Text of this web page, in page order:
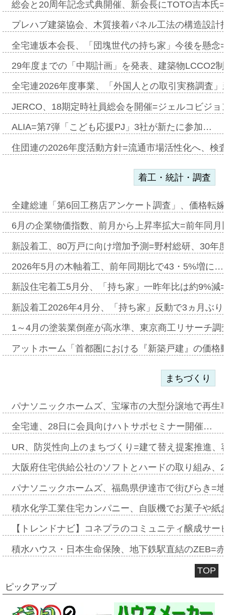
総会と20周年記念式典開催、新会長にTOTO吉本氏
プレハブ建築協会、木質接着パネル工法の構造設
全宅連坂本会長、「団塊世代の持ち家」今後を懸
29年度までの「中期計画」を発表、建築物LCCO2
全宅連2026年度事業、「外国人との取引実務調査
JERCO、18期定時社員総会を開催=ジェルコビジ
ALIA=第7弾「こども応援PJ」3社が新たに参加…
住団連の2026年度活動方針=流通市場活性化へ、検
着工・統計・調査
全建総連「第6回工務店アンケート調査」、価格転
6月の企業物価指数、前月から上昇率拡大=前年同
新設着工、80万戸に向け増加予測=野村総研、30年
2026年5月の木軸着工、前年同期比で43・5%増に…
新設住宅着工5月分、「持ち家」一昨年比は約9%
新設着工2026年4月分、「持ち家」反動で3ヵ月ぶ
1～4月の塗装業倒産が高水準、東京商工リサーチ
アットホーム「首都圏における『新築戸建』の価
まちづくり
パナソニックホームズ、宝塚市の大型分譲地で再
全宅連、28日に会員向けハトサポセミナー開催…
UR、防災性向上のまちづくり=建て替え提案推進
大阪府住宅供給公社のソフトとハードの取り組み
パナソニックホームズ、福島県伊達市で街びらき=
積水化学工業住宅カンパニー、自販機でお菓子や
【トレンドナビ】コネプラのコミュニティ醸成サ
積水ハウス・日本生命保険、地下鉄駅直結のZEB=
TOP
ピックアップ